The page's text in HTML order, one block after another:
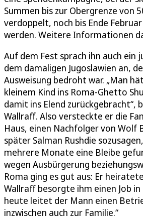
Summen bis zur Obergrenze von
verdoppelt, noch bis Ende
werden. Weitere Informationen
Auf dem Fest sprach ihn auch ein
dem damaligen Jugoslawien an,
Ausweisung bedroht war. „Man
kleinem Kind ins Roma-Ghetto
damit ins Elend zurückgebracht“,
Wallraff. Also versteckte er die
Haus, einen Nachfolger von Wolf
später Salman Rushdie
mehrere Monate eine Bleibe
wegen Ausbürgerung
Roma ging es gut aus: Er
Wallraff besorgte ihm einen Job in
heute leitet der Mann einen
inzwischen auch zur Familie.“